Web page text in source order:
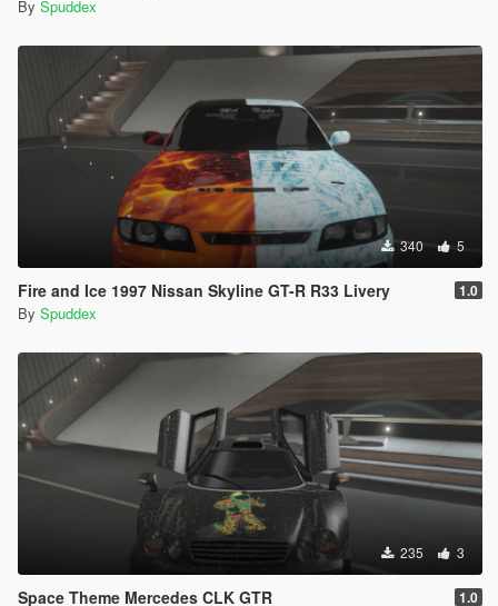
By Spuddex
340 5
Fire and Ice 1997 Nissan Skyline GT-R R33 Livery 1.0
By Spuddex
235 3
Space Theme Mercedes CLK GTR 1.0